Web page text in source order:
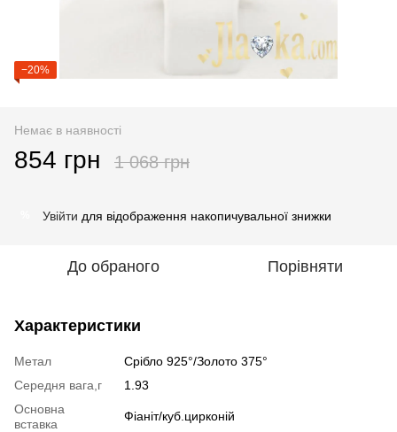
−20%
Немає в наявності
854 грн 1 068 грн
Увійти для відображення накопичувальної знижки
До обраного Порівняти
Характеристики
Метал
Срібло 925°/Золото 375°
Середня вага,г
1.93
Основна
вставка
Фіаніт/куб.цирконій